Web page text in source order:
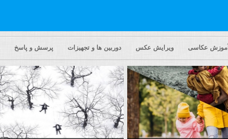
آموزش عکاسی ویرایش عکس دوربین ها و تجهیزات پرسش و پاسخ